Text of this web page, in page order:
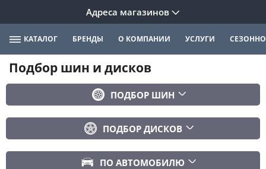
Адреса магазинов
КАТАЛОГ БРЕНДЫ О КОМПАНИИ УСЛУГИ
Подбор шин и дисков
ПОДБОР ШИН
ПОДБОР ДИСКОВ
ПО АВТОМОБИЛЮ